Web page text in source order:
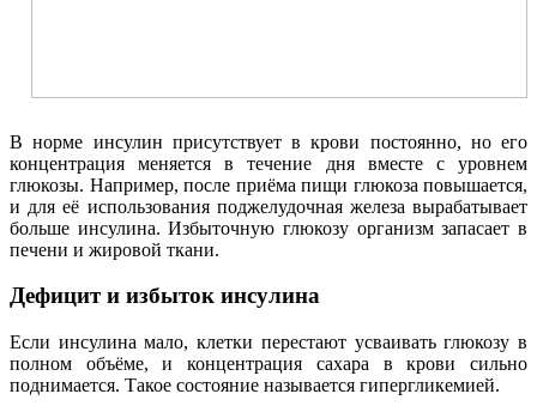
В норме инсулин присутствует в крови постоянно, но его
концентрация меняется в течение дня вместе с уровнем
глюкозы. Например, после приёма пищи глюкоза повышается,
и для её использования поджелудочная железа вырабатывает
больше инсулина. Избыточную глюкозу организм запасает в
печени и жировой ткани.
Дефицит и избыток инсулина
Если инсулина мало, клетки перестают усваивать глюкозу в
полном объёме, и концентрация сахара в крови сильно
поднимается. Такое состояние называется гипергликемией.